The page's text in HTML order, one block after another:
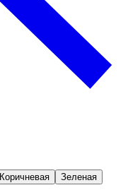
Коричневая Зеленая